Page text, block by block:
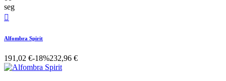
seg

Alfombra Spirit
191,02 €-18%232,96 €